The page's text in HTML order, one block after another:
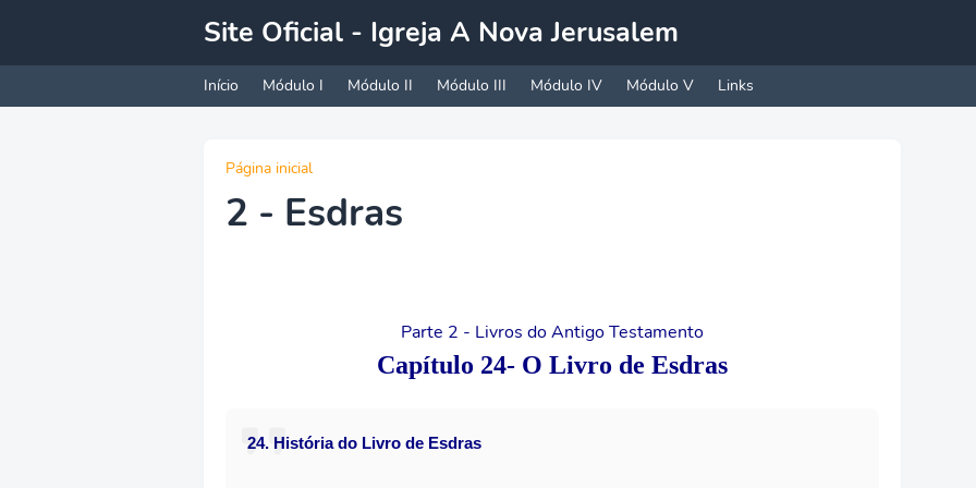
Site Oficial - Igreja A Nova Jerusalem
Início Módulo I Módulo II Módulo III Módulo IV Módulo V Links
Página inicial
2 - Esdras
Parte 2 - Livros do Antigo Testamento
Capítulo 24- O Livro de Esdras
24. História do Livro de Esdras